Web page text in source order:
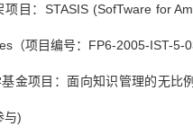
目： STASIS (SofTware for
（项目编号： FP6-2005-IST-5-
金项目：面向知识管理的无比
与)